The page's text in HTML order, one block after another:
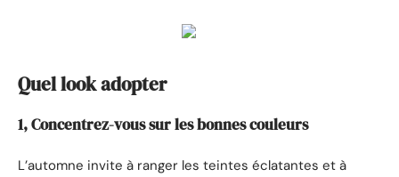
Quel look adopter
1, Concentrez-vous sur les bonnes couleurs
L’automne invite à ranger les teintes éclatantes et à